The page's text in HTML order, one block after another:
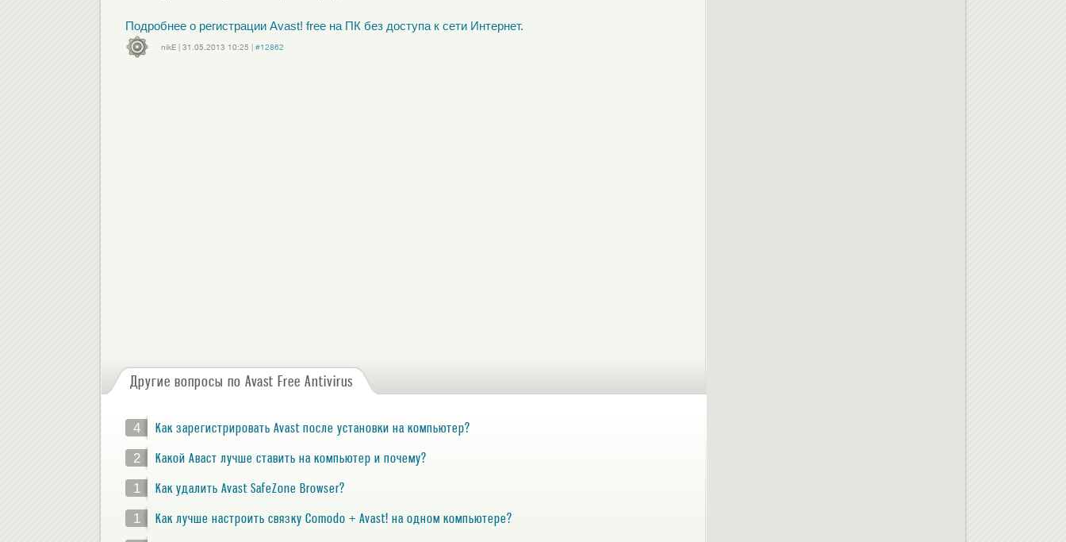
Подробнее о регистрации Avast! free на ПК без доступа к сети Интернет.
nikE| 31.05.2013 10:25
#12862
Другие вопросы по Avast Free Antivirus
4
Как зарегистрировать Avast после установки на компьютер?
2
Какой Аваст лучше ставить на компьютер и почему?
1
Как удалить Avast SafeZone Browser?
1
Как лучше настроить связку Comodo + Avast! на одном компьютере?